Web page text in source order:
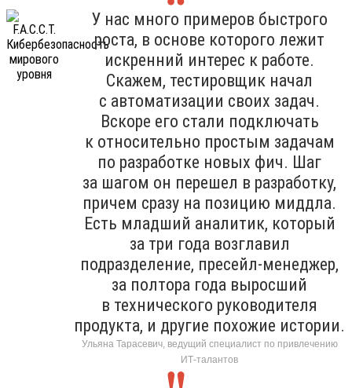
У нас много примеров быстрого
роста, в основе которого лежит
искренний интерес к работе.
Скажем, тестировщик начал
с автоматизации своих задач.
Вскоре его стали подключать
к относительно простым задачам
по разработке новых фич. Шаг
за шагом он перешел в разработку,
причем сразу на позицию миддла.
Есть младший аналитик, который
за три года возглавил
подразделение, пресейл-менеджер,
за полтора года выросший
в технического руководителя
продукта, и другие похожие истории.
Ульяна Тарасевич, ведущий специалист по привлечению
ИТ-талантов